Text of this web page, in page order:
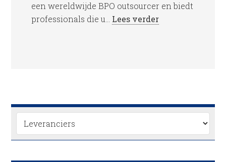
een wereldwijde BPO outsourcer en biedt
professionals die u... Lees verder